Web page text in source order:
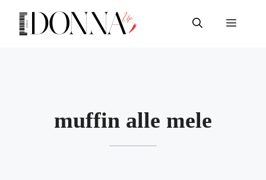
contenuto
Menu
muffin alle mele